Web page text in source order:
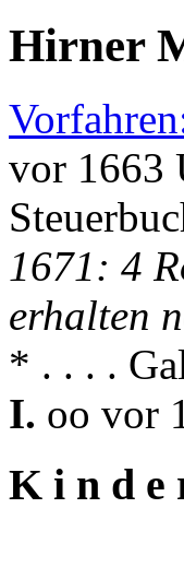
Hirner
vor 1663
1671: 4
erhalten
* . . . .
I. oo vor
K i n d e